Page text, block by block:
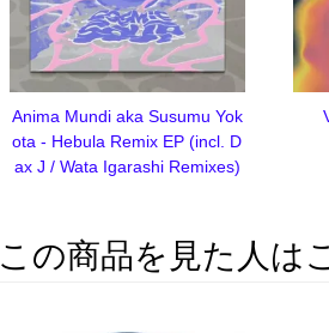
Anima Mundi aka Susumu Yok
ota - Hebula Remix EP (incl. D
ax J / Wata Igarashi Remixes)
この商品を見た人は